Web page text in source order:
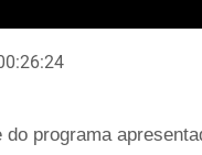
do programa